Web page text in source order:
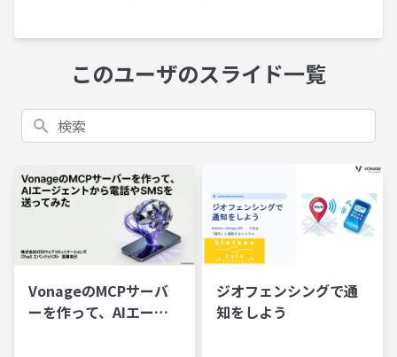
このユーザのスライド一覧
検索
VonageのMCPサーバ
ーを作って、AIエージ
ジオフェンシングで通
知をしよう